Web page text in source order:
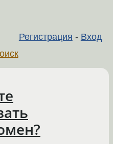
Регистрация - Вход